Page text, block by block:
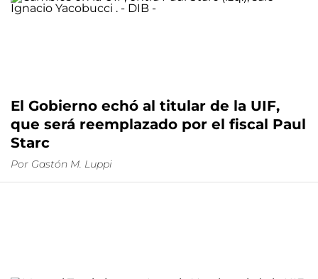
El Gobierno echó al titular de la UIF,
que será reemplazado por el fiscal Paul
Starc
Por Gastón M. Luppi